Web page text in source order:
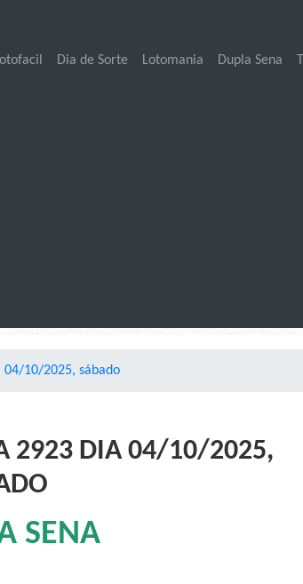
Dia de Sorte Lotomania Dupla Sena
04/10/2025, sábado
2923 DIA 04/10/2025,
SENA